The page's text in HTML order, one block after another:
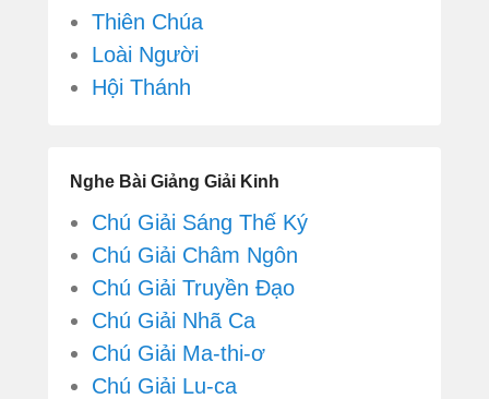
Thiên Chúa
Loài Người
Hội Thánh
Nghe Bài Giảng Giải Kinh
Chú Giải Sáng Thế Ký
Chú Giải Châm Ngôn
Chú Giải Truyền Đạo
Chú Giải Nhã Ca
Chú Giải Ma-thi-ơ
Chú Giải Lu-ca